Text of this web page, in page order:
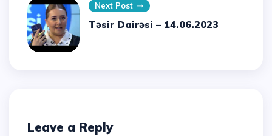
Next Post
Təsir Dairəsi – 14.06.2023
Leave a Reply